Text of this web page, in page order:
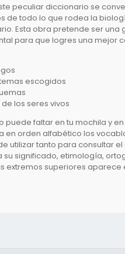
peculiar diccionario se
de todo lo que rodea la
Esta obra pretende ser
para que logres una
escogidos
los seres vivos
faltar en tu mochila y
en orden alfabético los
utilizar tanto para consultar
significado, etimología,
extremos superiores